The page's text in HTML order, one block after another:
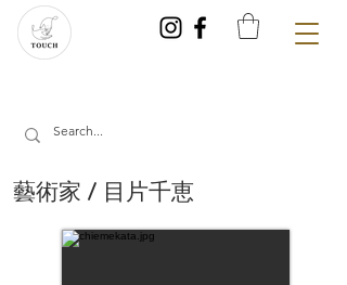
藝術家 / 目片千恵